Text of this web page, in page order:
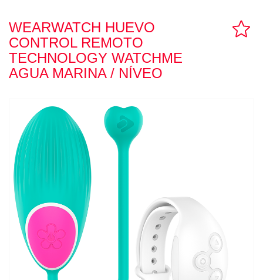
WEARWATCH HUEVO
CONTROL REMOTO
TECHNOLOGY WATCHME
AGUA MARINA / NÍVEO
CONTACTO